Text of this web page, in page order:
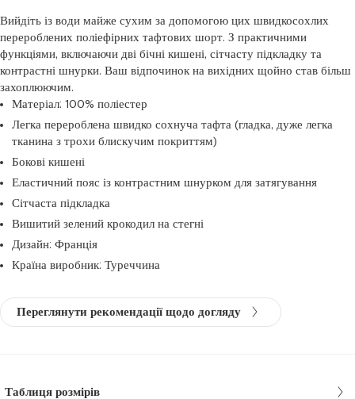
Вийдіть із води майже сухим за допомогою цих швидкосохлих
перероблених поліефірних тафтових шорт. З практичними
функціями, включаючи дві бічні кишені, сітчасту підкладку та
контрастні шнурки. Ваш відпочинок на вихідних щойно став більш
захоплюючим.
Матеріал: 100% поліестер
Легка перероблена швидко сохнуча тафта (гладка, дуже легка
тканина з трохи блискучим покриттям)
Бокові кишені
Еластичний пояс із контрастним шнурком для затягування
Сітчаста підкладка
Вишитий зелений крокодил на стегні
Дизайн: Франція
Країна виробник: Туреччина
Переглянути рекомендації щодо догляду
Таблиця розмірів